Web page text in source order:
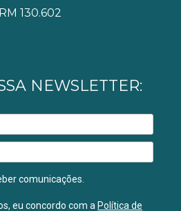
130.602
NEWSLETTER:
comunicações.
eu concordo com a Política de